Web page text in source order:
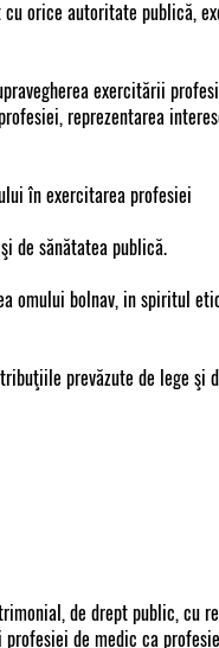
orice autoritate publică,
exercitării
reprezentarea
în exercitarea profesiei
de sănătatea publică.
omului bolnav, in spiritul
prevăzute de lege şi
de drept public, cu
de medic ca